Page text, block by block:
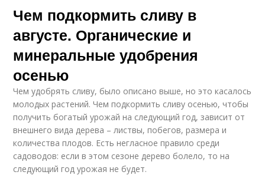
Чем подкормить сливу в
августе. Органические и
минеральные удобрения
осенью
Чем удобрять сливу, было описано выше, но это касалось
молодых растений. Чем подкормить сливу осенью, чтобы
получить богатый урожай на следующий год, зависит от
внешнего вида дерева – листвы, побегов, размера и
количества плодов. Есть негласное правило среди
садоводов: если в этом сезоне дерево болело, то на
следующий год урожая не будет.